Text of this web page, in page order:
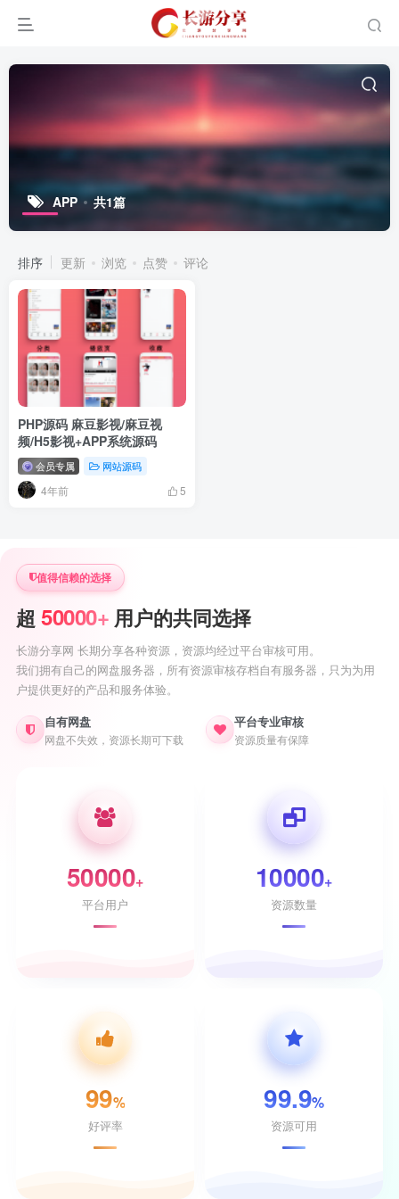
APP 共1篇
排序 更新 浏览 点赞 评论
PHP源码 麻豆影视/麻豆视
频/H5影视+APP系统源码
会员专属 网站源码
4年前 5
值得信赖的选择
超50000+ 用户的共同选择
长游分享网 长期分享各种资源，资源均经过平台审核可用。
我们拥有自己的网盘服务器，所有资源审核存档自有服务器，只为为用
户提供更好的产品和服务体验。
自有网盘
网盘不失效，资源长期可下载
平台专业审核
资源质量有保障
50000+
平台用户
10000+
资源数量
99%
好评率
99.9%
资源可用